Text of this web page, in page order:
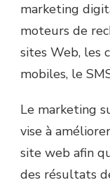
marketing
moteurs de
sites Web, les
mobiles, le
Le marketing
vise à
site web afin
des résultats